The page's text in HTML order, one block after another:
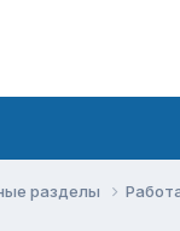
разделы